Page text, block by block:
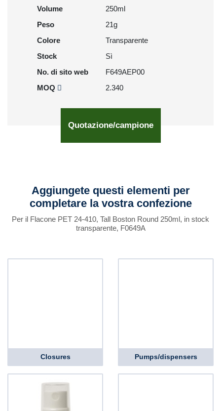
Volume
250ml
Peso
21g
Colore
Transparente
Stock
Sì
No. di sito web
F649AEP00
MOQ
2.340
Quotazione/campione
Aggiungete questi elementi per
completare la vostra confezione
Per il Flacone PET 24-410, Tall Boston Round 250ml, in stock
transparente, F0649A
Closures Pumps/dispensers